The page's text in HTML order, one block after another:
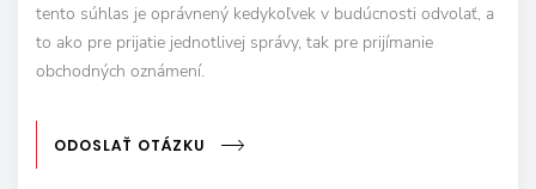
tento súhlas je oprávnený kedykoľvek v budúcnosti odvolať, a
to ako pre prijatie jednotlivej správy, tak pre prijímanie
obchodných oznámení.
ODOSLAŤ OTÁZKU